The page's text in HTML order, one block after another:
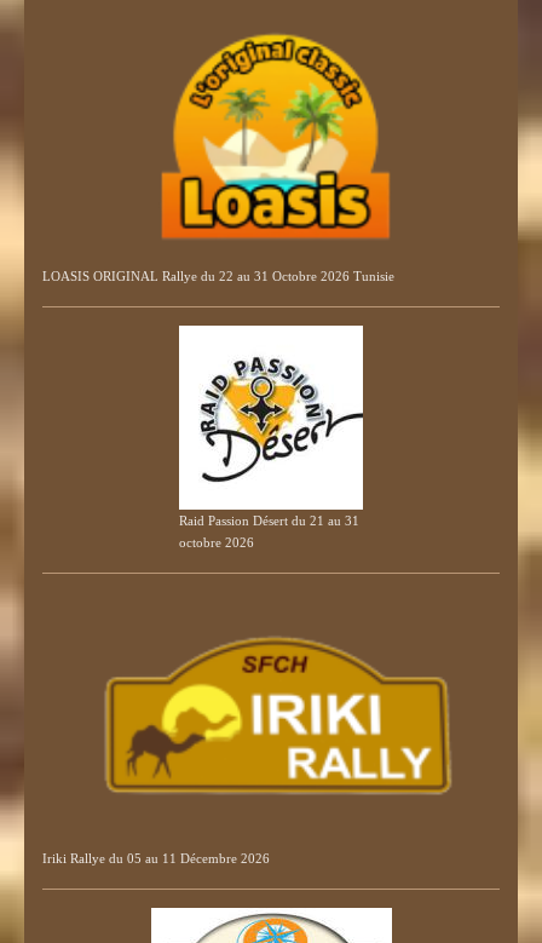
LOASIS ORIGINAL Rallye du 22 au 31 Octobre 2026 Tunisie
Raid Passion Désert du 21 au 31
octobre 2026
Iriki Rallye du 05 au 11 Décembre 2026